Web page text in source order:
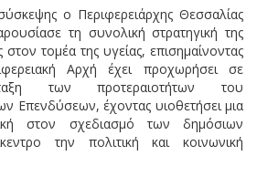
ο Περιφερειάρχης Θεσσαλίας
τη συνολική στρατηγική της
στον τομέα της υγείας, επισημαίνοντας
Αρχή έχει προχωρήσει σε
των προτεραιοτήτων του
Επενδύσεων, έχοντας υιοθετήσει μια
στον σχεδιασμό των δημόσιων
την πολιτική και κοινωνική